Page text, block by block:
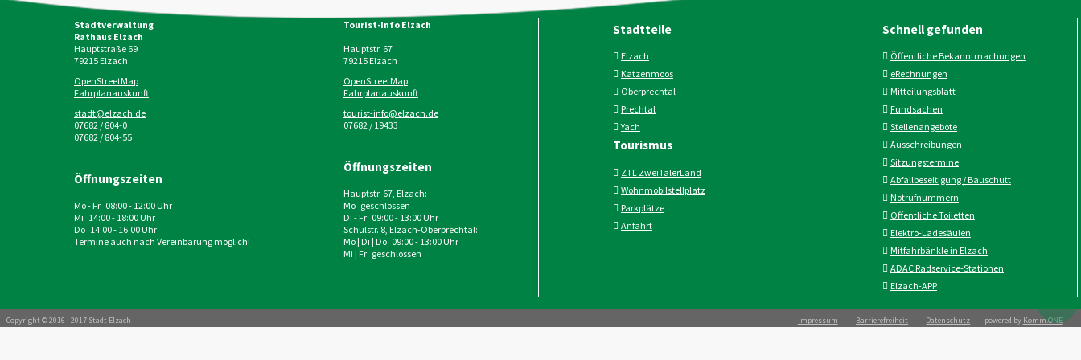
Stadtverwaltung
Rathaus Elzach
Hauptstraße 69
79215Elzach
OpenStreetMap
Fahrplanauskunft
stadt@elzach.de
07682 / 804-0
07682 / 804-55
Öffnungszeiten
Mo - Fr 08:00 - 12:00 Uhr
Mi 14:00 - 18:00 Uhr
Do 14:00 - 16:00 Uhr
Termine auch nach Vereinbarung möglich!
Tourist-Info Elzach
Hauptstr. 67
79215Elzach
OpenStreetMap
Fahrplanauskunft
tourist-info@elzach.de
07682 / 19433
Öffnungszeiten
Hauptstr. 67, Elzach:
Mo geschlossen
Di - Fr 09:00 - 13:00 Uhr
Schulstr. 8, Elzach-Oberprechtal:
Mo | Di | Do 09:00 - 13:00 Uhr
Mi | Fr geschlossen
Stadtteile
Elzach
Katzenmoos
Oberprechtal
Prechtal
Yach
Tourismus
ZTL ZweiTälerLand
Wohnmobilstellplatz
Parkplätze
Anfahrt
Schnell gefunden
Öffentliche Bekanntmachungen
eRechnungen
Mitteilungsblatt
Fundsachen
Stellenangebote
Ausschreibungen
Sitzungstermine
Abfallbeseitigung / Bauschutt
Notrufnummern
Öffentliche Toiletten
Elektro-Ladesäulen
Mitfahrbänkle in Elzach
ADAC Radservice-Stationen
Elzach-APP
Copyright © 2016 - 2017 Stadt Elzach Impressum Barrierefreiheit Datenschutz powered by Komm.ONE